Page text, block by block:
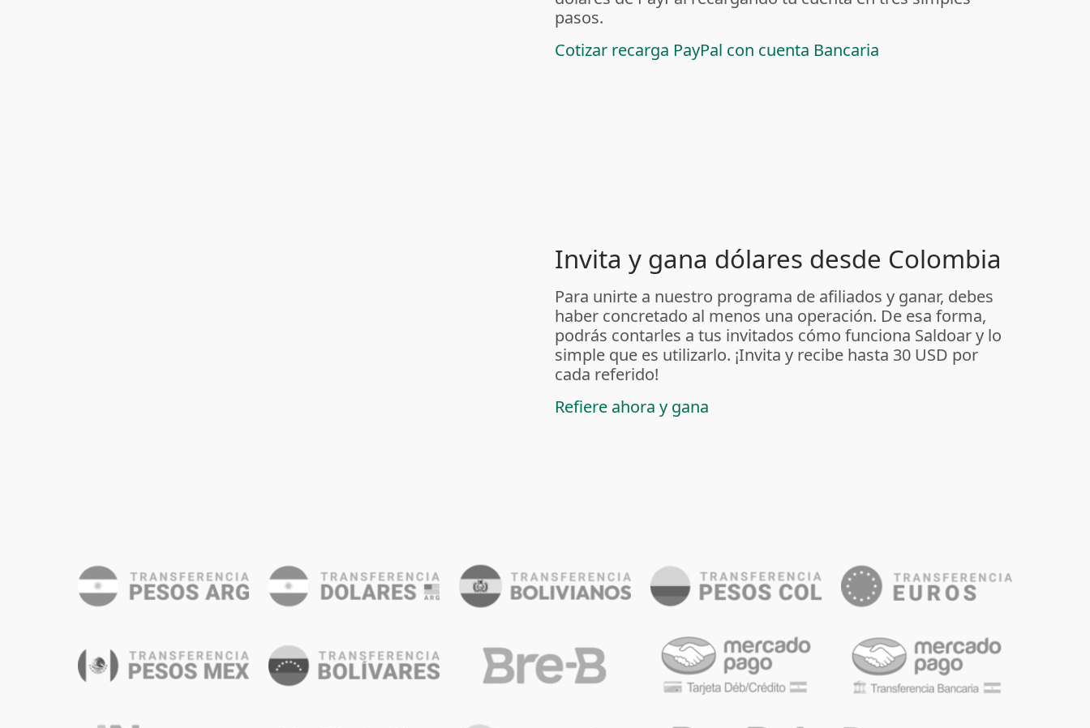
pasos.
Cotizar recarga PayPal con cuenta Bancaria
Invita y gana dólares desde Colombia
Para unirte a nuestro programa de afiliados y ganar, debes
haber concretado al menos una operación. De esa forma,
podrás contarles a tus invitados cómo funciona Saldoar y lo
simple que es utilizarlo. ¡Invita y recibe hasta 30 USD por
cada referido!
Refiere ahora y gana